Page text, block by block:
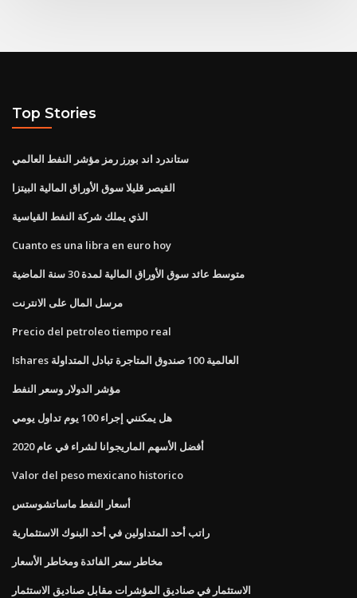
Top Stories
ستاندرد اند بورز رمز مؤشر النفط العالمي
القيصر قليلا سوق الأوراق المالية البيتزا
الذي يملك شركة النفط القياسية
Cuanto es una libra en euro hoy
متوسط ​​عائد سوق الأوراق المالية لمدة 30 سنة الماضية
مرسل المال على الانترنت
Precio del petroleo tiempo real
Ishares العالمية 100 صندوق المتاجرة تبادل المتداولة
مؤشر الدولار وسعر النفط
هل يمكنني إجراء 100 يوم تداول يومي
أفضل الأسهم الماريجوانا لشراء في عام 2020
Valor del peso mexicano historico
أسعار النفط ماساتشوستس
راتب أحد المتداولين في أحد البنوك الاستثمارية
مخاطر سعر الفائدة ومخاطر الأسعار
الاستثمار في صناديق المؤشرات مقابل صناديق الاستثمار